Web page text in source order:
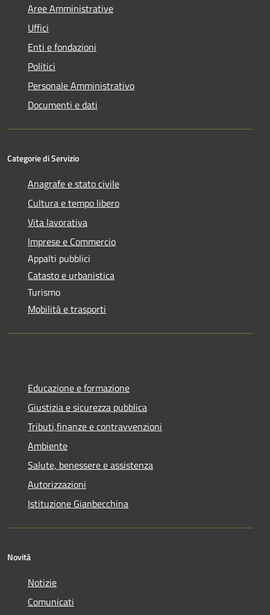
Aree Amministrative
Uffici
Enti e fondazioni
Politici
Personale Amministrativo
Documenti e dati
Categorie di Servizio
Anagrafe e stato civile
Cultura e tempo libero
Vita lavorativa
Imprese e Commercio
Appalti pubblici
Catasto e urbanistica
Turismo
Mobilità e trasporti
Educazione e formazione
Giustizia e sicurezza pubblica
Tributi,finanze e contravvenzioni
Ambiente
Salute, benessere e assistenza
Autorizzazioni
Istituzione Gianbecchina
Novità
Notizie
Comunicati